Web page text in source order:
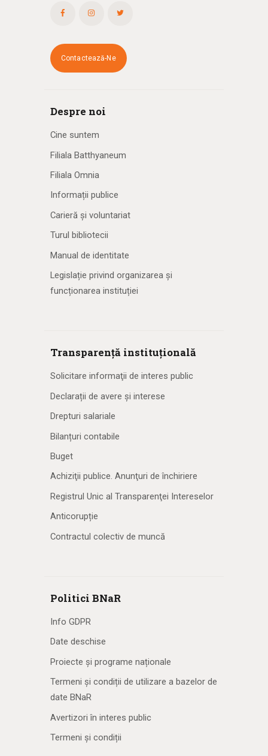
Contactează-Ne
Despre noi
Cine suntem
Filiala Batthyaneum
Filiala Omnia
Informații publice
Carieră și voluntariat
Turul bibliotecii
Manual de identitate
Legislație privind organizarea și
funcționarea instituției
Transparență instituțională
Solicitare informaţii de interes public
Declarații de avere și interese
Drepturi salariale
Bilanțuri contabile
Buget
Achiziţii publice. Anunţuri de închiriere
Registrul Unic al Transparenţei Intereselor
Anticorupție
Contractul colectiv de muncă
Politici BNaR
Info GDPR
Date deschise
Proiecte și programe naționale
Termeni și condiții de utilizare a bazelor de
date BNaR
Avertizori în interes public
Termeni și condiții